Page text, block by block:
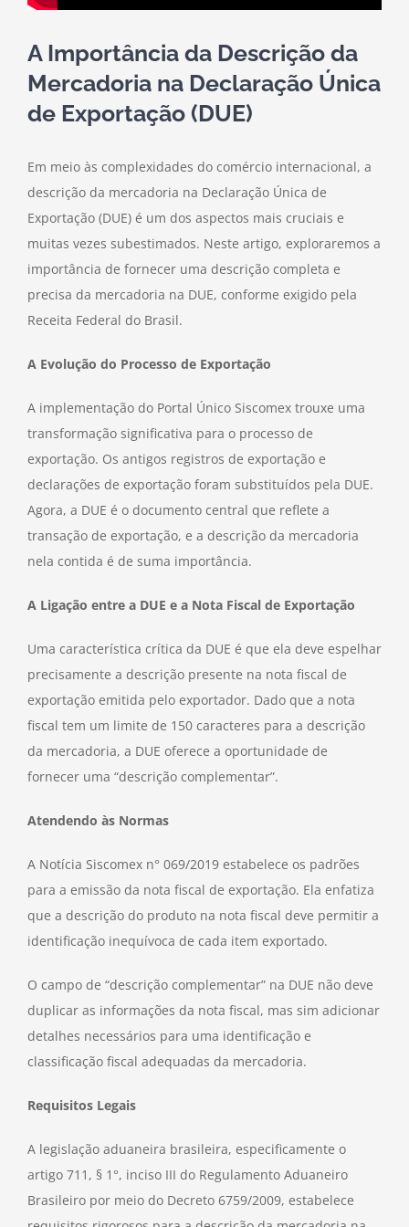
A Importância da Descrição da
Mercadoria na Declaração Única
de Exportação (DUE)
Em meio às complexidades do comércio internacional, a
descrição da mercadoria na Declaração Única de
Exportação (DUE) é um dos aspectos mais cruciais e
muitas vezes subestimados. Neste artigo, exploraremos a
importância de fornecer uma descrição completa e
precisa da mercadoria na DUE, conforme exigido pela
Receita Federal do Brasil.
A Evolução do Processo de Exportação
A implementação do Portal Único Siscomex trouxe uma
transformação significativa para o processo de
exportação. Os antigos registros de exportação e
declarações de exportação foram substituídos pela DUE.
Agora, a DUE é o documento central que reflete a
transação de exportação, e a descrição da mercadoria
nela contida é de suma importância.
A Ligação entre a DUE e a Nota Fiscal de Exportação
Uma característica crítica da DUE é que ela deve espelhar
precisamente a descrição presente na nota fiscal de
exportação emitida pelo exportador. Dado que a nota
fiscal tem um limite de 150 caracteres para a descrição
da mercadoria, a DUE oferece a oportunidade de
fornecer uma “descrição complementar”.
Atendendo às Normas
A Notícia Siscomex n° 069/2019 estabelece os padrões
para a emissão da nota fiscal de exportação. Ela enfatiza
que a descrição do produto na nota fiscal deve permitir a
identificação inequívoca de cada item exportado.
O campo de “descrição complementar” na DUE não deve
duplicar as informações da nota fiscal, mas sim adicionar
detalhes necessários para uma identificação e
classificação fiscal adequadas da mercadoria.
Requisitos Legais
A legislação aduaneira brasileira, especificamente o
artigo 711, § 1°, inciso III do Regulamento Aduaneiro
Brasileiro por meio do Decreto 6759/2009, estabelece